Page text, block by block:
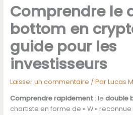
Comprendre le
bottom en
guide pour les
investisseurs
Laisser un commentaire / ParLucas
Comprendre rapidement: le double
chartiste en forme de « W » reconnue